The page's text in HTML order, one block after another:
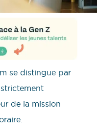
se distingue par
de la mission